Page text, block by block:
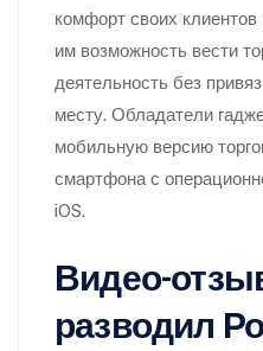
комфорт своих
им возможность вести
деятельность без
месту. Обладатели
мобильную версию
смартфона с
iOS.
Видео-
разводил